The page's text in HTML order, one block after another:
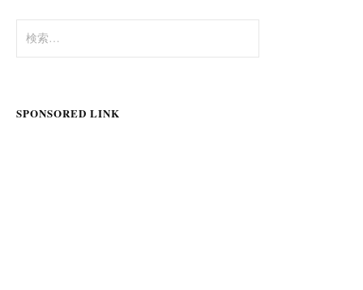
索:
SPONSORED LINK